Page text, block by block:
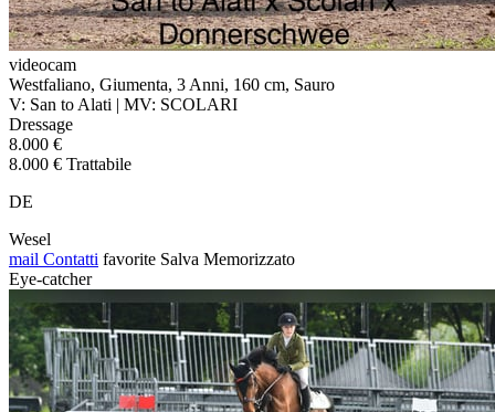
videocam
Westfaliano, Giumenta, 3 Anni, 160 cm, Sauro
V: San to Alati | MV: SCOLARI
Dressage
8.000 €
8.000 € Trattabile
DE
Wesel
mail Contatti favorite Salva Memorizzato
Eye-catcher